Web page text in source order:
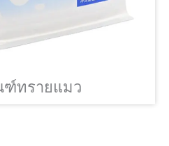
ทรายแมว